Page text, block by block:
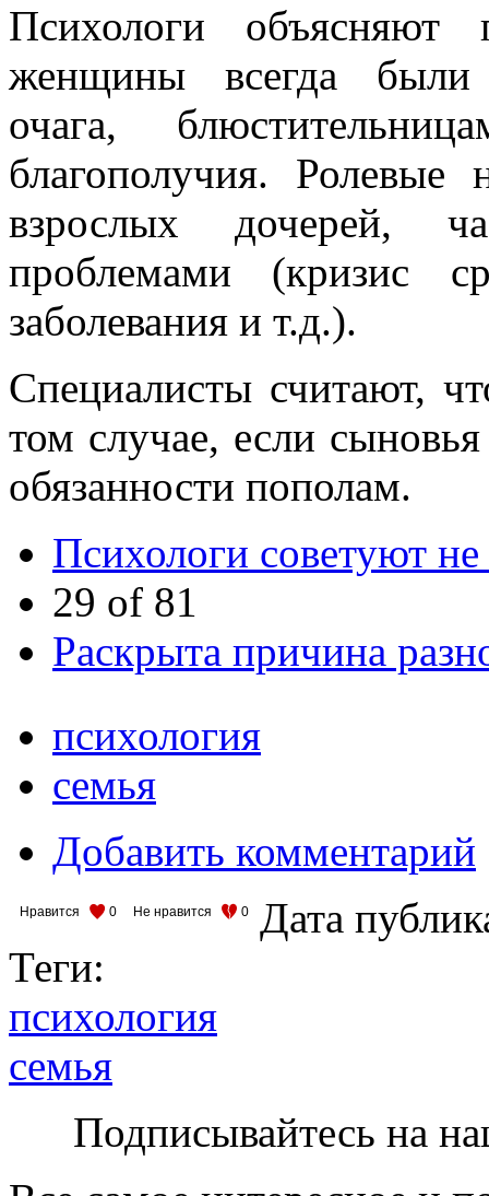
Психологи
женщины всегда были
очага,
благополучия.
взрослых дочерей,
проблемами (кризис
заболевания и т.д.).
Специалисты считают,
том случае, если
обязанности пополам.
Психологи советуют
29 of 81
Раскрыта причина
психология
семья
Добавить комментарий
Нравится 0 Не нравится 0
Дата
Теги:
психология
семья
Подписывайтесь на